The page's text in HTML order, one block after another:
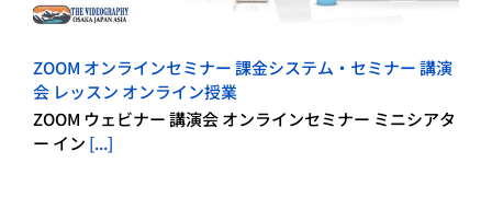
ZOOM オンラインセミナー 課金システム・セミナー 講演
会 レッスン オンライン授業
ZOOM ウェビナー 講演会 オンラインセミナー ミニシアタ
ー イン [...]